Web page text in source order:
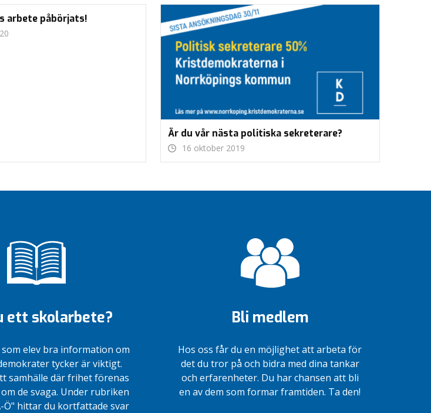
arbete påbörjats!
Är du vår nästa politiska sekreterare?
16 oktober 2019
ett skolarbete?
elev bra information om
tycker är viktigt.
samhälle där frihet förenas
de svaga. Under rubriken
Ö" hittar du kortfattade svar
Bli medlem
Hos oss får du en möjlighet att arbeta för
det du tror på och bidra med dina tankar
och erfarenheter. Du har chansen att bli
en av dem som formar framtiden. Ta den!